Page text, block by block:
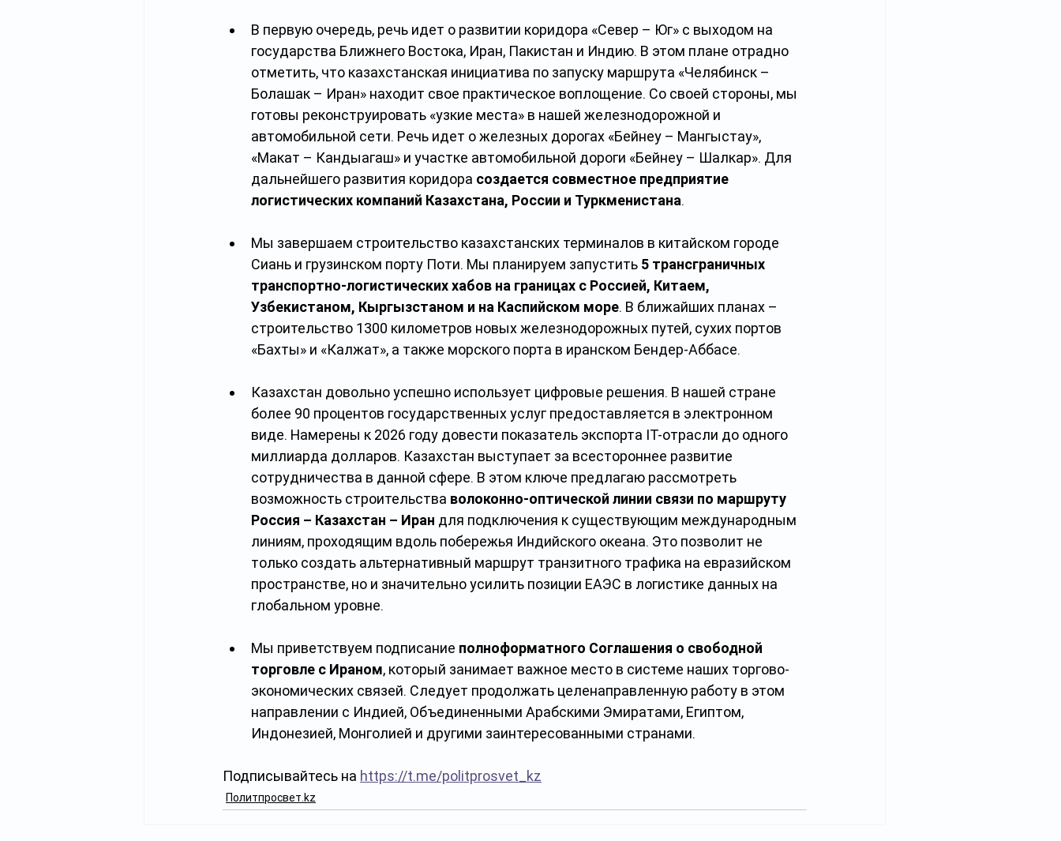
В первую очередь, речь идет о развитии коридора «Север – Юг» с выходом на
государства Ближнего Востока, Иран, Пакистан и Индию. В этом плане отрадно
отметить, что казахстанская инициатива по запуску маршрута «Челябинск –
Болашак – Иран» находит свое практическое воплощение. Со своей стороны, мы
готовы реконструировать «узкие места» в нашей железнодорожной и
автомобильной сети. Речь идет о железных дорогах «Бейнеу – Мангыстау»,
«Макат – Кандыагаш» и участке автомобильной дороги «Бейнеу – Шалкар». Для
дальнейшего развития коридора создается совместное предприятие
логистических компаний Казахстана, России и Туркменистана.
Мы завершаем строительство казахстанских терминалов в китайском городе
Сиань и грузинском порту Поти. Мы планируем запустить 5 трансграничных
транспортно-логистических хабов на границах с Россией, Китаем,
Узбекистаном, Кыргызстаном и на Каспийском море. В ближайших планах –
строительство 1300 километров новых железнодорожных путей, сухих портов
«Бахты» и «Калжат», а также морского порта в иранском Бендер-Аббасе.
Казахстан довольно успешно использует цифровые решения. В нашей стране
более 90 процентов государственных услуг предоставляется в электронном
виде. Намерены к 2026 году довести показатель экспорта IT-отрасли до одного
миллиарда долларов. Казахстан выступает за всестороннее развитие
сотрудничества в данной сфере. В этом ключе предлагаю рассмотреть
возможность строительства волоконно-оптической линии связи по маршруту
Россия – Казахстан – Иран для подключения к существующим международным
линиям, проходящим вдоль побережья Индийского океана. Это позволит не
только создать альтернативный маршрут транзитного трафика на евразийском
пространстве, но и значительно усилить позиции ЕАЭС в логистике данных на
глобальном уровне.
Мы приветствуем подписание полноформатного Соглашения о свободной
торговле с Ираном, который занимает важное место в системе наших торгово-
экономических связей. Следует продолжать целенаправленную работу в этом
направлении с Индией, Объединенными Арабскими Эмиратами, Египтом,
Индонезией, Монголией и другими заинтересованными странами.
Подписывайтесь на https://t.me/politprosvet_kz
Политпросвет.kz